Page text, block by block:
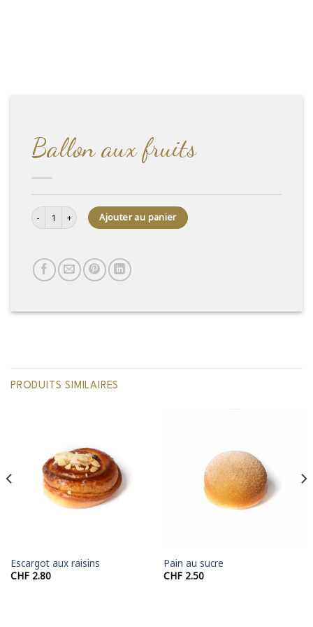
Ballon aux fruits
quantité de Ballon aux fruits
Ajouter au panier
PRODUITS SIMILAIRES
Escargot aux raisins
CHF2.80
Pain au sucre
CHF2.50